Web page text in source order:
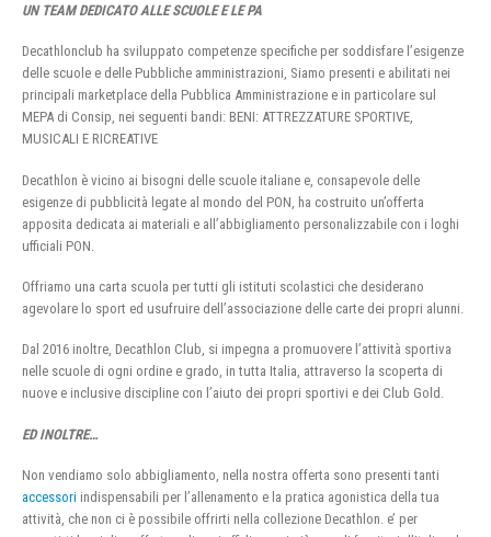
UN TEAM DEDICATO ALLE SCUOLE E LE PA
Decathlonclub ha sviluppato competenze specifiche per soddisfare l’esigenze
delle scuole e delle Pubbliche amministrazioni, Siamo presenti e abilitati nei
principali marketplace della Pubblica Amministrazione e in particolare sul
MEPA di Consip, nei seguenti bandi: BENI: ATTREZZATURE SPORTIVE,
MUSICALI E RICREATIVE
Decathlon è vicino ai bisogni delle scuole italiane e, consapevole delle
esigenze di pubblicità legate al mondo del PON, ha costruito un’offerta
apposita dedicata ai materiali e all’abbigliamento personalizzabile con i loghi
ufficiali PON.
Offriamo una carta scuola per tutti gli istituti scolastici che desiderano
agevolare lo sport ed usufruire dell’associazione delle carte dei propri alunni.
Dal 2016 inoltre, Decathlon Club, si impegna a promuovere l’attività sportiva
nelle scuole di ogni ordine e grado, in tutta Italia, attraverso la scoperta di
nuove e inclusive discipline con l’aiuto dei propri sportivi e dei Club Gold.
ED INOLTRE…
Non vendiamo solo abbigliamento, nella nostra offerta sono presenti tanti
accessori indispensabili per l’allenamento e la pratica agonistica della tua
attività, che non ci è possibile offrirti nella collezione Decathlon. e’ per